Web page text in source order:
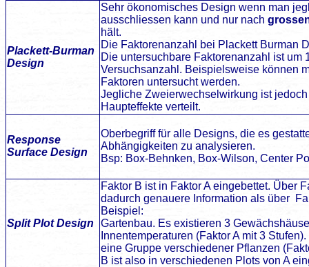
Plackett-Burman
Design
Sehr ökonomisches Design wenn man
ausschliessen kann und nur nach
hält.
Die Faktorenanzahl bei Plackett Burman
Die untersuchbare Faktorenanzahl ist um
Versuchsanzahl. Beispielsweise können
Faktoren untersucht werden.
Jegliche Zweierwechselwirkung ist
Haupteffekte verteilt.
Response
Surface Design
Oberbegriff für alle Designs, die es
Abhängigkeiten zu analysieren.
Bsp: Box-Behnken, Box-Wilson, Center
Split Plot Design
Faktor B ist in Faktor A eingebettet. Über
dadurch genauere Information als über
Beispiel:
Gartenbau. Es existieren 3
Innentemperaturen (Faktor A mit 3
eine Gruppe verschiedener Pflanzen
B ist also in verschiedenen Plots von A